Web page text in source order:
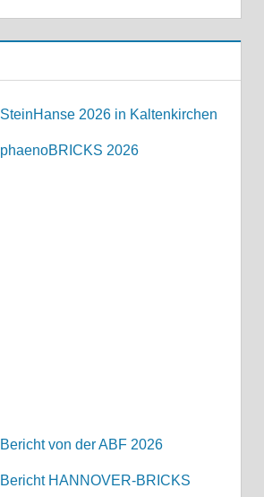
SteinHanse 2026 in Kaltenkirchen
phaenoBRICKS 2026
Bericht von der ABF 2026
Bericht HANNOVER-BRICKS